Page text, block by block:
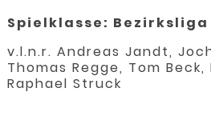
Spielklasse: Bezirksliga
v.l.n.r. Andreas Jandt,
Thomas Regge, Tom
Raphael Struck